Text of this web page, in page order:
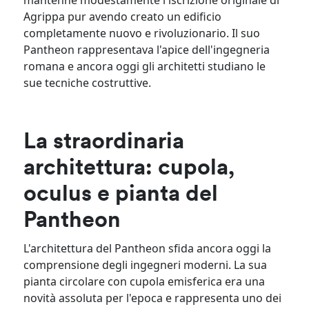
Agrippa pur avendo creato un edificio
completamente nuovo e rivoluzionario. Il suo
Pantheon rappresentava l'apice dell'ingegneria
romana e ancora oggi gli architetti studiano le
sue tecniche costruttive.
La straordinaria
architettura: cupola,
oculus e pianta del
Pantheon
L'architettura del Pantheon sfida ancora oggi la
comprensione degli ingegneri moderni. La sua
pianta circolare con cupola emisferica era una
novità assoluta per l'epoca e rappresenta uno dei